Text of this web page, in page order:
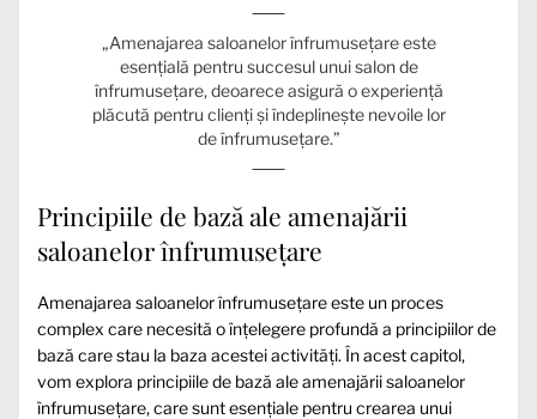
„Amenajarea saloanelor înfrumusețare este
esențială pentru succesul unui salon de
înfrumusețare, deoarece asigură o experiență
plăcută pentru clienți și îndeplinește nevoile lor
de înfrumusețare.”
Principiile de bază ale amenajării
saloanelor înfrumusețare
Amenajarea saloanelor înfrumusețare este un proces
complex care necesită o înțelegere profundă a principiilor de
bază care stau la baza acestei activități. În acest capitol,
vom explora principiile de bază ale amenajării saloanelor
înfrumusețare, care sunt esențiale pentru crearea unui